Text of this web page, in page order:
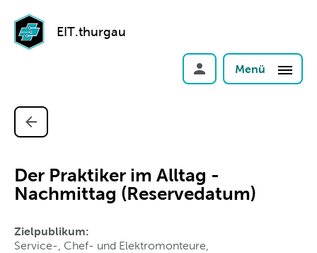
EIT.thurgau
Menü
Der Praktiker im Alltag -
Nachmittag (Reservedatum)
Zielpublikum:
Service-, Chef- und Elektromonteure,